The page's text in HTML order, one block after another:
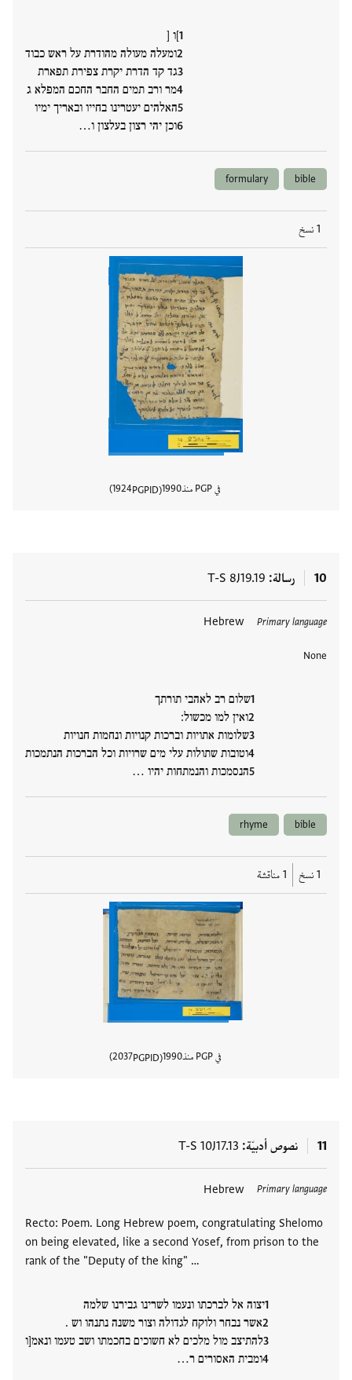
]ו [
ומעלה מעולה מהודרת על ראש כבוד
גד קד הדרת יקרת צפירת תפארת
מר ורב תמים החבר החכם המפלא ג
האלהים יעטרינו בחייו ובאריך ימיו
וכן יהי רצון בעלצון ו…
bible
formulary
1 نسخ
في PGP منذ 1990
PGPID
1924
10 رسالة T-S 8J19.19
Primary language
Hebrew
None
שלום רב לאהבי תורתך
ואין למו מכשול:
שלומות אתויות וברכות קנויות ונחמות חנויות
וטובות שתולות עלי מים שרויות וכל הברכות הנתמכות
הנסמכות והנמתחות יהיו …
العلامات
bible
rhyme
1 نسخ 1 مناقشة
في PGP منذ 1990
PGPID
2037
11 نصوص أدبيّة T-S 10J17.13
Primary language
Hebrew
Recto: Poem. Long Hebrew poem, congratulating Shelomo
on being elevated, like a second Yosef, from prison to the
rank of the "Deputy of the king" …
יצוה אל לברכתו ונעמו לשרינו גבירנו שלמה
אשר נבחר ולוקח לגדולה וצור משנה נתנהו וש .
להתיצב מול מלכים לא חשוכים בחכמתו ושב טעמו ונאמ[ו
ומבית האסורים ר…
العلامات